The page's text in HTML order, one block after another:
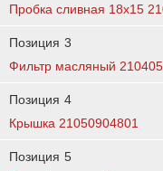
Пробка сливная 18х15
Позиция 3
Фильтр масляный
Позиция 4
Крышка 21050904801
Позиция 5